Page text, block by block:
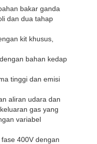
bakar ganda
dan dua tahap
kit khusus,
bahan kedap
tinggi dan emisi
aliran udara dan
gas yang
variabel
400V dengan